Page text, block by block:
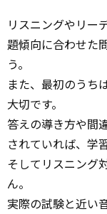
リスニングやリー
題傾向に合わせた
う。
また、最初のうち
大切です。
答えの導き方や間
されていれば、学
そしてリスニング
ん。
実際の試験と近い